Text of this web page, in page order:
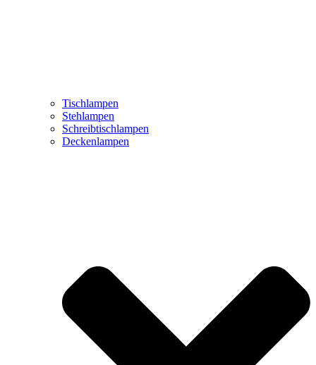
Tischlampen
Stehlampen
Schreibtischlampen
Deckenlampen